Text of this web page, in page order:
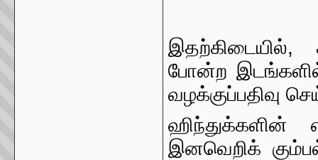
இதற்கிடையில்,
போன்ற
வழக்குப்பதிவு
ஹிந்துக்களின்
இனவெறிக்